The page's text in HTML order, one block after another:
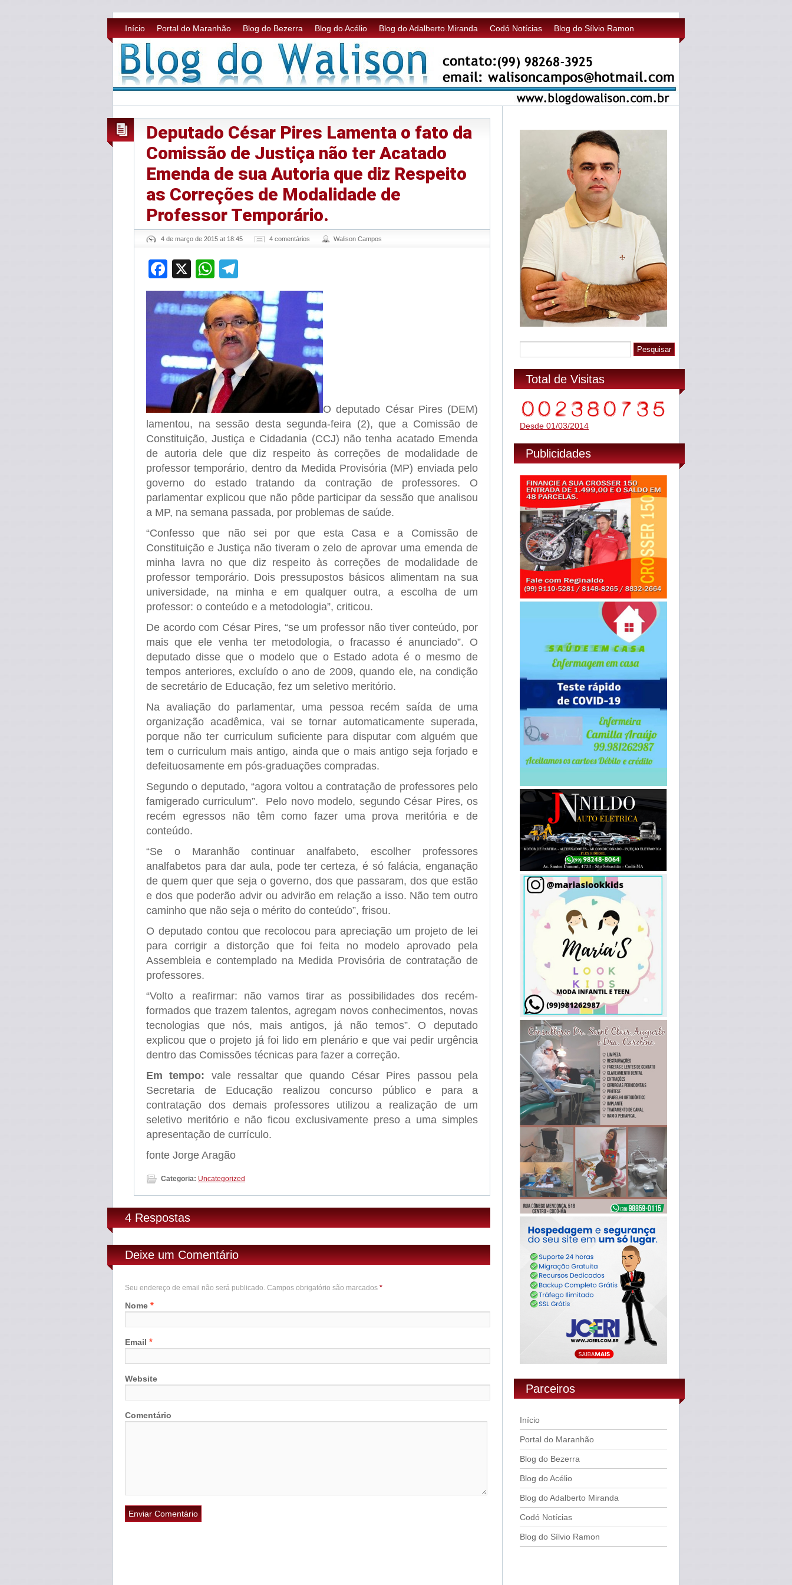
Início Portal do Maranhão Blog do Bezerra Blog do Acélio Blog do Adalberto Miranda Codó Notícias Blog do Sílvio Ramon
Deputado César Pires Lamenta o fato da
Comissão de Justiça não ter Acatado
Emenda de sua Autoria que diz Respeito
as Correções de Modalidade de
Professor Temporário.
4 de março de 2015 at 18:45 4 comentários Walison Campos
Facebook
X WhatsApp
O deputado César Pires (DEM)
lamentou, na sessão desta segunda-feira (2), que a Comissão de
Constituição, Justiça e Cidadania (CCJ) não tenha acatado Emenda
de autoria dele que diz respeito às correções de modalidade de
professor temporário, dentro da Medida Provisória (MP) enviada pelo
governo do estado tratando da contração de professores. O
parlamentar explicou que não pôde participar da sessão que analisou
a MP, na semana passada, por problemas de saúde.
“Confesso que não sei por que esta Casa e a Comissão de
Constituição e Justiça não tiveram o zelo de aprovar uma emenda de
minha lavra no que diz respeito às correções de modalidade de
professor temporário. Dois pressupostos básicos alimentam na sua
universidade, na minha e em qualquer outra, a escolha de um
professor: o conteúdo e a metodologia”, criticou.
De acordo com César Pires, “se um professor não tiver conteúdo, por
mais que ele venha ter metodologia, o fracasso é anunciado”. O
deputado disse que o modelo que o Estado adota é o mesmo de
tempos anteriores, excluído o ano de 2009, quando ele, na condição
de secretário de Educação, fez um seletivo meritório.
Na avaliação do parlamentar, uma pessoa recém saída de uma
organização acadêmica, vai se tornar automaticamente superada,
porque não ter curriculum suficiente para disputar com alguém que
tem o curriculum mais antigo, ainda que o mais antigo seja forjado e
defeituosamente em pós-graduações compradas.
Segundo o deputado, “agora voltou a contratação de professores pelo
famigerado curriculum”. Pelo novo modelo, segundo César Pires, os
recém egressos não têm como fazer uma prova meritória e de
conteúdo.
“Se o Maranhão continuar analfabeto, escolher professores
analfabetos para dar aula, pode ter certeza, é só falácia, enganação
de quem quer que seja o governo, dos que passaram, dos que estão
e dos que poderão advir ou advirão em relação a isso. Não tem outro
caminho que não seja o mérito do conteúdo”, frisou.
O deputado contou que recolocou para apreciação um projeto de lei
para corrigir a distorção que foi feita no modelo aprovado pela
Assembleia e contemplado na Medida Provisória de contratação de
professores.
“Volto a reafirmar: não vamos tirar as possibilidades dos recém-
formados que trazem talentos, agregam novos conhecimentos, novas
tecnologias que nós, mais antigos, já não temos”. O deputado
explicou que o projeto já foi lido em plenário e que vai pedir urgência
dentro das Comissões técnicas para fazer a correção.
Em tempo: vale ressaltar que quando César Pires passou pela
Secretaria de Educação realizou concurso público e para a
contratação dos demais professores utilizou a realização de um
seletivo meritório e não ficou exclusivamente preso a uma simples
apresentação de currículo.
fonte Jorge Aragão
Categoria: Uncategorized
4 Respostas
Deixe um Comentário
Seu endereço de email não será publicado. Campos obrigatório são marcados *
Nome *
Email *
Website
Comentário
Total de Visitas
Desde 01/03/2014
Publicidades
Parceiros
Início
Portal do Maranhão
Blog do Bezerra
Blog do Acélio
Blog do Adalberto Miranda
Codó Notícias
Blog do Sílvio Ramon